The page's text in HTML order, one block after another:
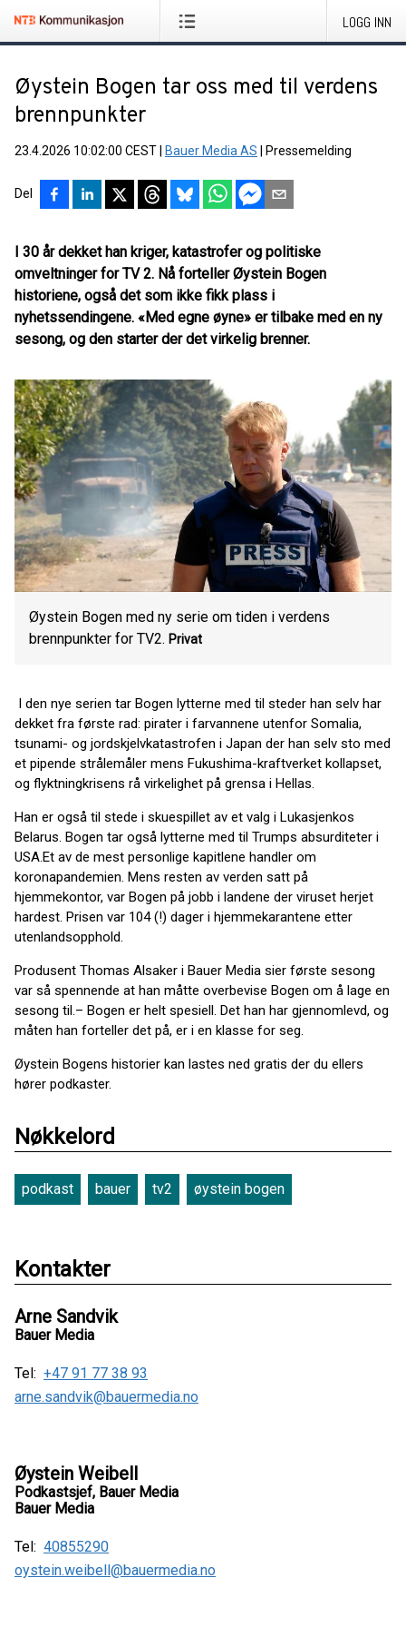
LOGG INN
Øystein Bogen tar oss med til verdens
brennpunkter
23.4.2026 10:02:00 CEST Bauer Media AS Pressemelding
Del
I 30 år dekket han kriger, katastrofer og politiske
omveltninger for TV 2. Nå forteller Øystein Bogen
historiene, også det som ikke fikk plass i
nyhetssendingene. «Med egne øyne» er tilbake med en ny
sesong, og den starter der det virkelig brenner.
Øystein Bogen med ny serie om tiden i verdens
brennpunkter for TV2. Privat
I den nye serien tar Bogen lytterne med til steder han selv har
dekket fra første rad: pirater i farvannene utenfor Somalia,
tsunami- og jordskjelvkatastrofen i Japan der han selv sto med
et pipende strålemåler mens Fukushima-kraftverket kollapset,
og flyktningkrisens rå virkelighet på grensa i Hellas.
Han er også til stede i skuespillet av et valg i Lukasjenkos
Belarus. Bogen tar også lytterne med til Trumps absurditeter i
USA.Et av de mest personlige kapitlene handler om
koronapandemien. Mens resten av verden satt på
hjemmekontor, var Bogen på jobb i landene der viruset herjet
hardest. Prisen var 104 (!) dager i hjemmekarantene etter
utenlandsopphold.
Produsent Thomas Alsaker i Bauer Media sier første sesong
var så spennende at han måtte overbevise Bogen om å lage en
sesong til.– Bogen er helt spesiell. Det han har gjennomlevd, og
måten han forteller det på, er i en klasse for seg.
Øystein Bogens historier kan lastes ned gratis der du ellers
hører podkaster.
Nøkkelord
podkast bauer tv2 øystein bogen
Kontakter
Arne Sandvik
Bauer Media
Tel: +47 91 77 38 93
arne.sandvik@bauermedia.no
Øystein Weibell
Podkastsjef, Bauer Media
Bauer Media
Tel: 40855290
oystein.weibell@bauermedia.no